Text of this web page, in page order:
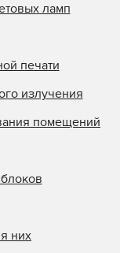
ламп
печати
излучения
помещений
них